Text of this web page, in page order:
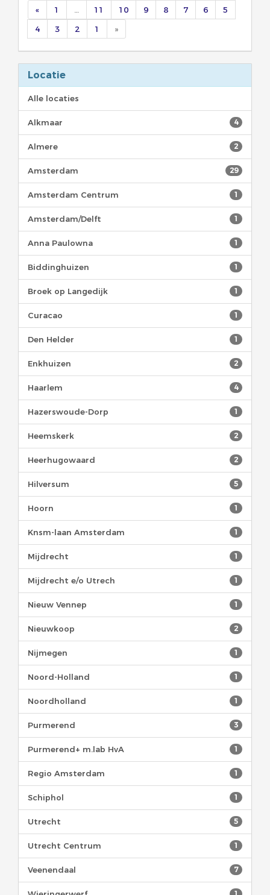
« 1 11 10 9 8 7 6
5
4
3 2 1 »
Locatie
Alle locaties
4
Alkmaar
2
Almere
29
Amsterdam
1
Amsterdam Centrum
1
Amsterdam/Delft
1
Anna Paulowna
1
Biddinghuizen
1
Broek op Langedijk
1
Curacao
1
Den Helder
2
Enkhuizen
4
Haarlem
1
Hazerswoude-Dorp
2
Heemskerk
2
Heerhugowaard
5
Hilversum
1
Hoorn
1
Knsm-laan Amsterdam
1
Mijdrecht
1
Mijdrecht e/o Utrech
1
Nieuw Vennep
2
Nieuwkoop
1
Nijmegen
1
Noord-Holland
1
Noordholland
3
Purmerend
1
Purmerend+ m.lab HvA
1
Regio Amsterdam
1
Schiphol
5
Utrecht
1
Utrecht Centrum
7
Veenendaal